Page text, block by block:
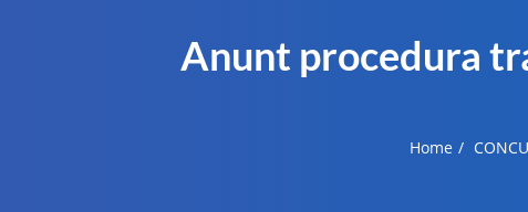
Anunt procedura
Home